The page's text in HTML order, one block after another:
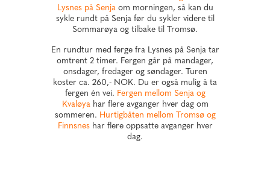
Lysnes på Senjaom morningen, så kan du
sykle rundt på Senja før du sykler videre til
Sommarøya og tilbake til Tromsø.
En rundtur med ferge fra Lysnes på Senja tar
omtrent 2 timer. Fergen går på mandager,
onsdager, fredager og søndager. Turen
koster ca. 260,- NOK. Du er også mulig å ta
fergen én vei. Fergen mellom Senja og
Kvaløyahar flere avganger hver dag om
sommeren. Hurtigbåten mellom Tromsø og
Finnsneshar flere oppsatte avganger hver
dag.